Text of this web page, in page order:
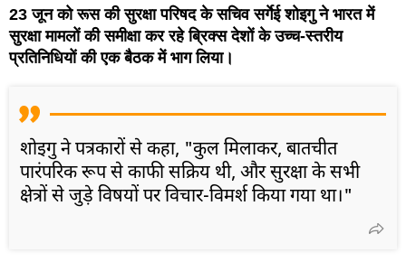
23 जून को रूस की सुरक्षा परिषद के सचिव सर्गेई शोइगु ने भारत में
सुरक्षा मामलों की समीक्षा कर रहे ब्रिक्स देशों के उच्च-स्तरीय
प्रतिनिधियों की एक बैठक में भाग लिया।
शोइगु ने पत्रकारों से कहा, "कुल मिलाकर, बातचीत
पारंपरिक रूप से काफी सक्रिय थी, और सुरक्षा के सभी
क्षेत्रों से जुड़े विषयों पर विचार-विमर्श किया गया था।"